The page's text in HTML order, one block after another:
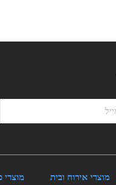
מוצרי אירוח ובית מוצרי